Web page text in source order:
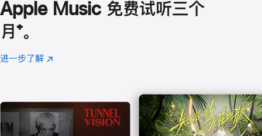
Apple Music 免费试听三个
月 脚
注
⁺。
进一步了解 Apple
(在
口
中
打